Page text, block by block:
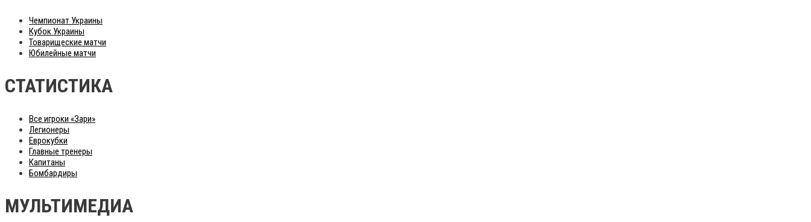
Чемпионат Украины
Кубок Украины
Товарищеские матчи
Юбилейные матчи
СТАТИСТИКА
Все игроки «Зари»
Легионеры
Еврокубки
Главные тренеры
Капитаны
Бомбардиры
МУЛЬТИМЕДИА